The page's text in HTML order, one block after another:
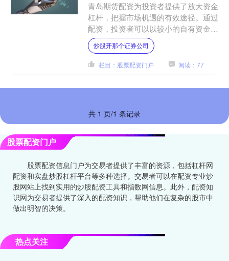
青岛期货配资为投资者提供了放大资金
杠杆，把握市场机遇的有效途径。通过
配资，投资者可以以较小的自有资金撬
动更大的资金量，从而增加获利空间。
配资门槛是指配资公司对....
炒股开那个证券公司
栏目：股票配资门户 阅读：77
共 1 页/1 条记录
股票配资门户
股票配资信息门户为交易者提供了丰富的资源，包括杠杆网
配资和实盘炒股杠杆平台等多种选择。交易者可以在配资专业炒
股网站上找到实用的炒股配资工具和指数网信息。此外，配资知
识网为交易者提供了深入的配资知识，帮助他们在复杂的股市中
做出明智的决策。
热点关注